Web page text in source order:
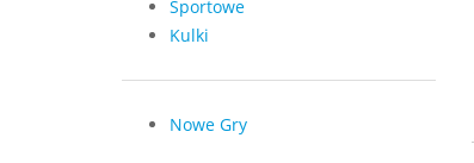
Sportowe
Kulki
Nowe Gry